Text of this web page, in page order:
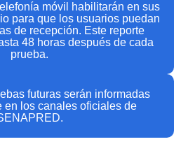
móvil habilitarán en sus
para que los usuarios puedan
de recepción. Este reporte
48 horas después de cada
prueba.
futuras serán informadas
en los canales oficiales de